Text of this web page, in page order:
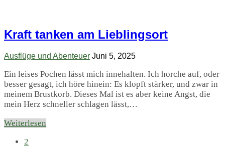
Kraft tanken am Lieblingsort
Ausflüge und Abenteuer Juni 5, 2025
Ein leises Pochen lässt mich innehalten. Ich horche auf, oder
besser gesagt, ich höre hinein: Es klopft stärker, und zwar in
meinem Brustkorb. Dieses Mal ist es aber keine Angst, die
mein Herz schneller schlagen lässt,…
Weiterlesen
2